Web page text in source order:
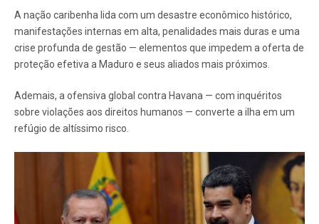
A nação caribenha lida com um desastre econômico histórico,
manifestações internas em alta, penalidades mais duras e uma
crise profunda de gestão — elementos que impedem a oferta de
proteção efetiva a Maduro e seus aliados mais próximos.
Ademais, a ofensiva global contra Havana — com inquéritos
sobre violações aos direitos humanos — converte a ilha em um
refúgio de altíssimo risco.